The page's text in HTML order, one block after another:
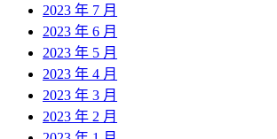
2023 年 7 月
2023 年 6 月
2023 年 5 月
2023 年 4 月
2023 年 3 月
2023 年 2 月